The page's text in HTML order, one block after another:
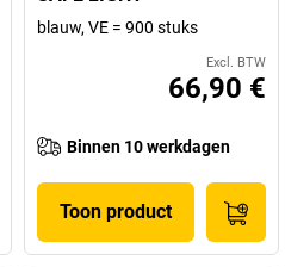
blauw, VE = 900 stuks
Excl. BTW
66,90 €
Binnen 10 werkdagen
Toon product